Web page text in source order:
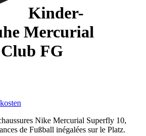
Kinder-
Mercurial
FG
Nike Mercurial Superfly 10,
de Fußball inégalées sur le Platz.